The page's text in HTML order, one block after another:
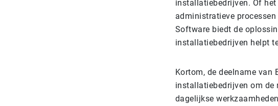
installatiebedrijven. Of
administratieve
Software biedt de
installatiebedrijven helpt
Kortom, de deelname van
installatiebedrijven om de
dagelijkse